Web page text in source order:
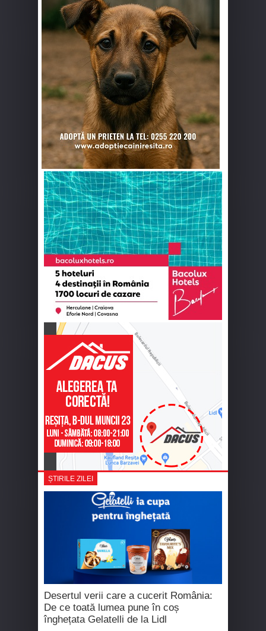
ȘTIRILE ZILEI
Desertul verii care a cucerit România:
De ce toată lumea pune în coș
înghețata Gelatelli de la Lidl